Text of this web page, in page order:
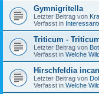
Gymnigritella
Letzter Beitrag von
Verfasst in
Triticum -
Letzter Beitrag von
Verfasst in Welche
Hirschfeldia
Letzter Beitrag von
Verfasst in Welche